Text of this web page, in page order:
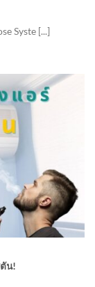
Syste [...]
น!